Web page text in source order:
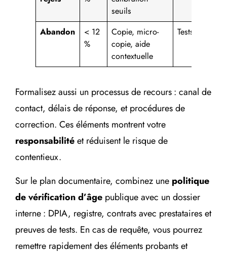
seuils
Abandon
< 12
%
Copie, micro-
copie, aide
contextuelle
Tests A/B
Formalisez aussi un processus de recours : canal de
contact, délais de réponse, et procédures de
correction. Ces éléments montrent votre
responsabilitéet réduisent le risque de
contentieux.
Sur le plan documentaire, combinez une politique
de vérification d’âge publique avec un dossier
interne : DPIA, registre, contrats avec prestataires et
preuves de tests. En cas de requête, vous pourrez
remettre rapidement des éléments probants et